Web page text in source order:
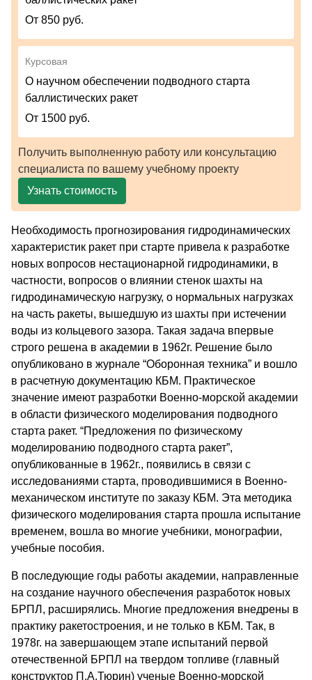
От 850 руб.
Курсовая
О научном обеспечении подводного старта
баллистических ракет
От 1500 руб.
Получить выполненную работу или консультацию
специалиста по вашему учебному проекту
Узнать стоимость
Необходимость прогнозирования гидродинамических
характеристик ракет при старте привела к разработке
новых вопросов нестационарной гидродинамики, в
частности, вопросов о влиянии стенок шахты на
гидродинамическую нагрузку, о нормальных нагрузках
на часть ракеты, вышедшую из шахты при истечении
воды из кольцевого зазора. Такая задача впервые
строго решена в академии в 1962г. Решение было
опубликовано в журнале “Оборонная техника” и вошло
в расчетную документацию КБМ. Практическое
значение имеют разработки Военно-морской академии
в области физического моделирования подводного
старта ракет. “Предложения по физическому
моделированию подводного старта ракет”,
опубликованные в 1962г., появились в связи с
исследованиями старта, проводившимися в Военно-
механическом институте по заказу КБМ. Эта методика
физического моделирования старта прошла испытание
временем, вошла во многие учебники, монографии,
учебные пособия.
В последующие годы работы академии, направленные
на создание научного обеспечения разработок новых
БРПЛ, расширялись. Многие предложения внедрены в
практику ракетостроения, и не только в КБМ. Так, в
1978г. на завершающем этапе испытаний первой
отечественной БРПЛ на твердом топливе (главный
конструктор П.А.Тюрин) ученые Военно-морской